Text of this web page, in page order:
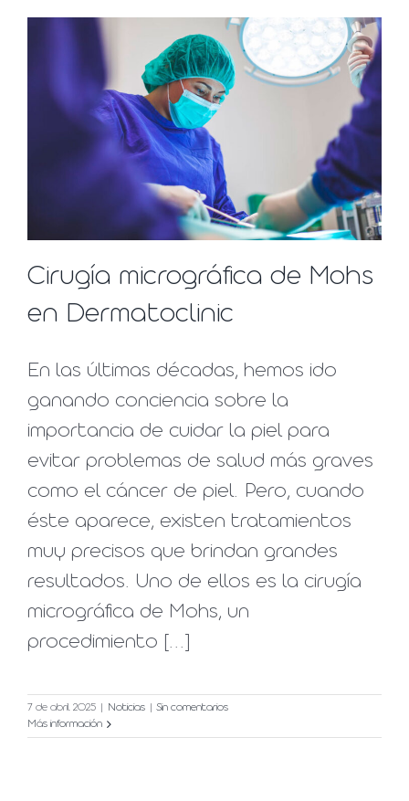
Cirugía micrográfica de Mohs
en Dermatoclinic
En las últimas décadas, hemos ido
ganando conciencia sobre la
importancia de cuidar la piel para
evitar problemas de salud más graves
como el cáncer de piel. Pero, cuando
éste aparece, existen tratamientos
muy precisos que brindan grandes
resultados. Uno de ellos es la cirugía
micrográfica de Mohs, un
procedimiento [...]
7 de abril 2025 Noticias
Sin comentarios
Más información